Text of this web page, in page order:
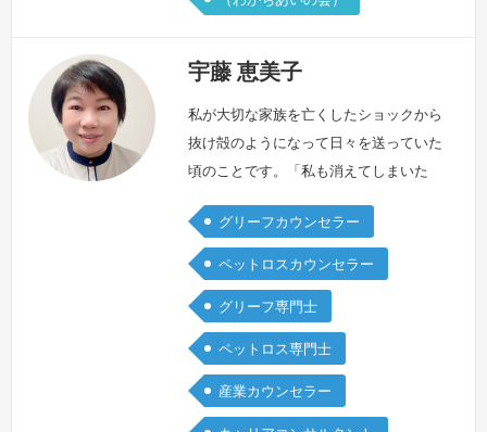
宇藤 恵美子
私が大切な家族を亡くしたショックから
抜け殻のようになって日々を送っていた
頃のことです。「私も消えてしまいた
生活している家族のために何とか生きて
いかなければと近所の内科の医院に行き
ました。先生に私は大切な家族を亡くし
たばかりであること、それで生きる気力
が持てず、体調不良になっていることを
話しました。すると、少し無言の後、私
を見て優しく微笑みながら「ぼちぼち、
いきま…
続きを見る »
グリーフカウンセラー
ペットロスカウンセラー
グリーフ専門士
ペットロス専門士
産業カウンセラー